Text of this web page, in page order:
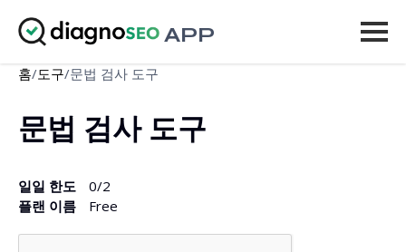
APP
도구
가격
로그인
홈/도구/문법 검사 도구
문법 검사 도구
일일 한도 0/2
플랜 이름
Free